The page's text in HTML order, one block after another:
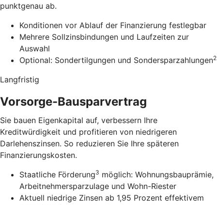
punktgenau ab.
Konditionen vor Ablauf der Finanzierung festlegbar
Mehrere Sollzinsbindungen und Laufzeiten zur
Auswahl
Optional: Sondertilgungen und Sondersparzahlungen2
Langfristig
Vorsorge-Bausparvertrag
Sie bauen Eigenkapital auf, verbessern Ihre
Kreditwürdigkeit und profitieren von niedrigeren
Darlehenszinsen. So reduzieren Sie Ihre späteren
Finanzierungskosten.
Staatliche Förderung3 möglich: Wohnungsbauprämie,
Arbeitnehmersparzulage und Wohn-Riester
Aktuell niedrige Zinsen ab 1,95 Prozent effektivem